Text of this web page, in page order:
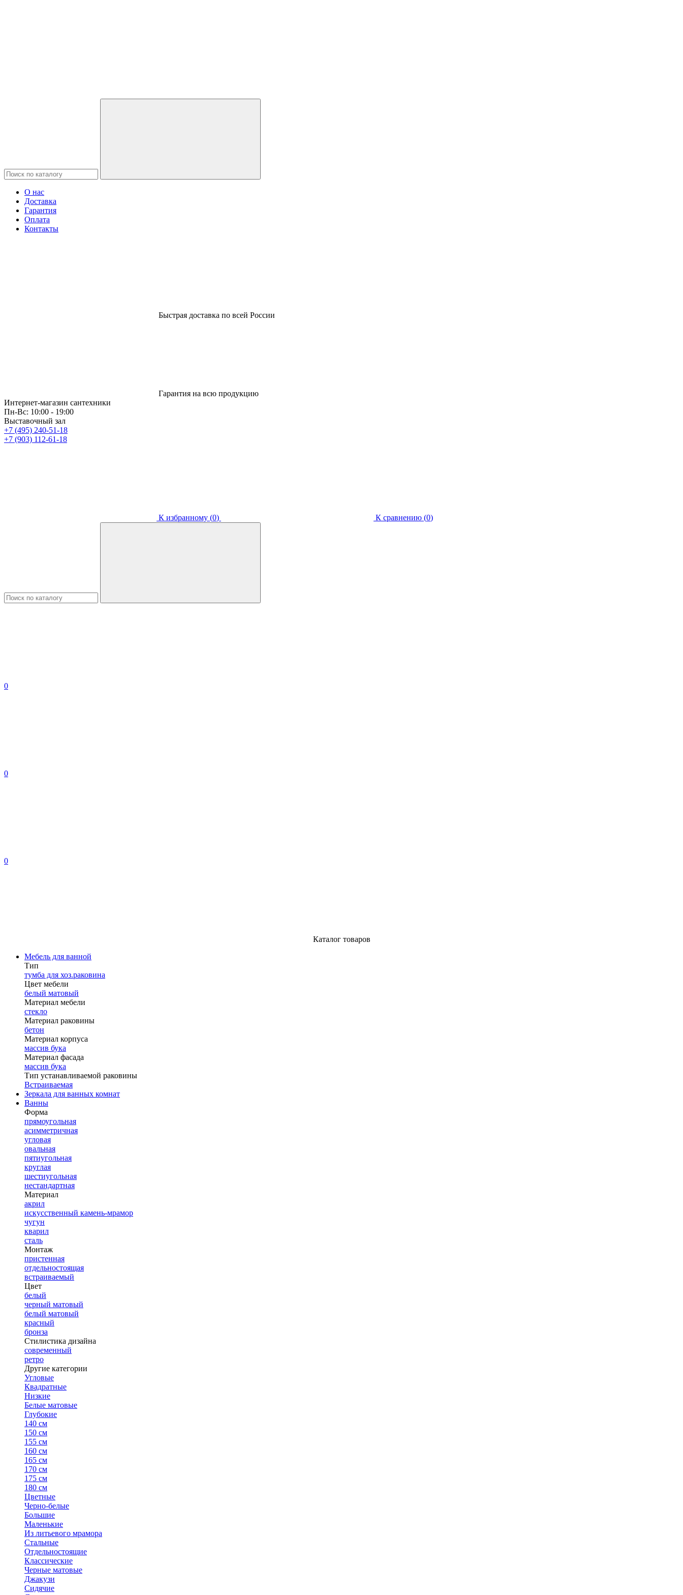
О нас
Доставка
Гарантия
Оплата
Контакты
Быстрая доставка по всей России
Гарантия на всю продукцию
Интернет-магазин сантехники
Пн-Вс: 10:00 - 19:00
Выставочный зал
+7 (495) 240-51-18
+7 (903) 112-61-18
К избранному (0) К сравнению (0)
0
0
0
Каталог товаров
Мебель для ванной
Тип
тумба для хоз.раковина
Цвет мебели
белый матовый
Материал мебели
стекло
Материал раковины
бетон
Материал корпуса
массив бука
Материал фасада
массив бука
Тип устанавливаемой раковины
Встраиваемая
Зеркала для ванных комнат
Ванны
Форма
прямоугольная
асимметричная
угловая
овальная
пятиугольная
круглая
шестиугольная
нестандартная
Материал
акрил
искусственный камень-мрамор
чугун
кварил
сталь
Монтаж
пристенная
отдельностоящая
встраиваемый
Цвет
белый
черный матовый
белый матовый
красный
бронза
Стилистика дизайна
современный
ретро
Другие категории
Угловые
Квадратные
Низкие
Белые матовые
Глубокие
140 см
150 см
155 см
160 см
165 см
170 см
175 см
180 см
Цветные
Черно-белые
Большие
Маленькие
Из литьевого мрамора
Стальные
Отдельностоящие
Классические
Черные матовые
Джакузи
Сидячие